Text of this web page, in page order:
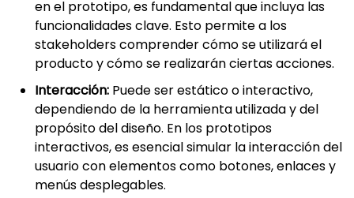
en el prototipo, es fundamental que incluya las
funcionalidades clave. Esto permite a los
stakeholders comprender cómo se utilizará el
producto y cómo se realizarán ciertas acciones.
Interacción: Puede ser estático o interactivo,
dependiendo de la herramienta utilizada y del
propósito del diseño. En los prototipos
interactivos, es esencial simular la interacción del
usuario con elementos como botones, enlaces y
menús desplegables.